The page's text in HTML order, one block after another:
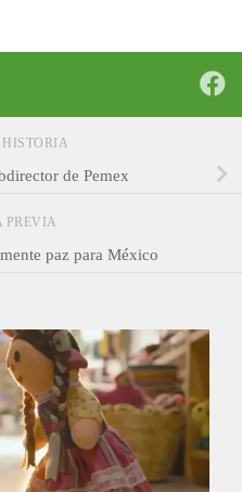
de Pemex
PREVIA
paz para México